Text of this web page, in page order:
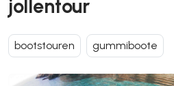
jollentour
bootstouren gummiboote